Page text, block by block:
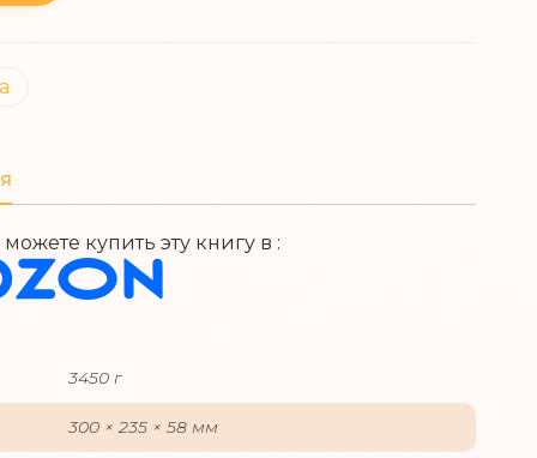
купить эту книгу в :
3450 г
300 × 235 × 58 мм